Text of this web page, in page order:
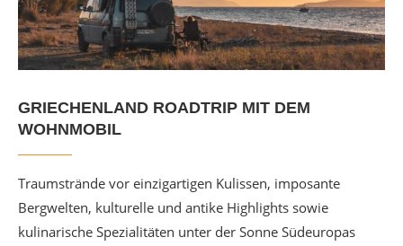
GRIECHENLAND ROADTRIP MIT DEM
WOHNMOBIL
Traumstrände vor einzigartigen Kulissen, imposante
Bergwelten, kulturelle und antike Highlights sowie
kulinarische Spezialitäten unter der Sonne Südeuropas